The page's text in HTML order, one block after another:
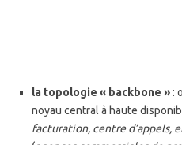
la topologie « backbone »:
noyau central à haute
facturation, centre